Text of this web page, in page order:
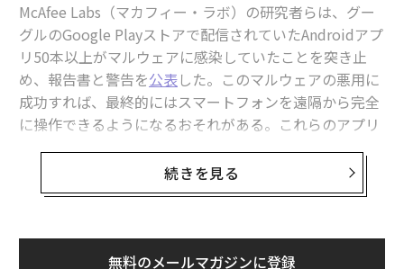
McAfee Labs（マカフィー・ラボ）の研究者らは、グー
グルのGoogle Playストアで配信されていたAndroidアプ
リ50本以上がマルウェアに感染していたことを突き止
め、報告書と警告を公表した。このマルウェアの悪用に
成功すれば、最終的にはスマートフォンを遠隔から完全
に操作できるようになるおそれがある。これらのアプリ
の合計ダウンロード数は230万回を超えていた。
ただしグーグルは筆者に対し、このマルウェアが悪用す
れているため、ユーザーが心配する必要はないと説明し
続きを見る
無料のメールマガジンに登録